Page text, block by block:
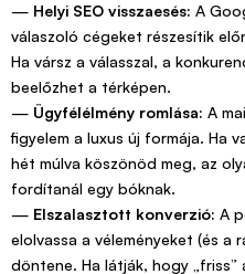
— Helyi SEO visszaesés: A
válaszoló cégeket részesítik
Ha vársz a válasszal, a
beelőzhet a térképen.
— Ügyfélélmény romlása: A
figyelem a luxus új formája. Ha
hét múlva köszönöd meg, az
fordítanál egy bóknak.
— Elszalasztott konverzió: A
elolvassa a véleményeket (és a
döntene. Ha látják, hogy „friss”